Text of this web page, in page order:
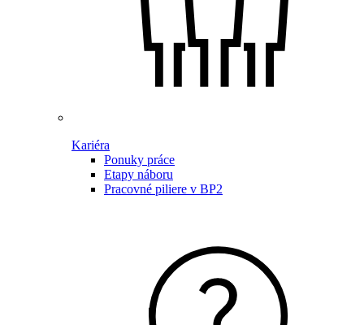
Kariéra
Ponuky práce
Etapy náboru
Pracovné piliere v BP2